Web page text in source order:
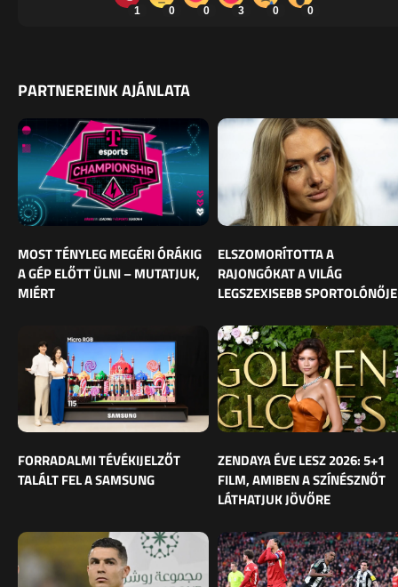
1 0 0 3 0 0
PARTNEREINK AJÁNLATA
MOST TÉNYLEG MEGÉRI ÓRÁKIG
A GÉP ELŐTT ÜLNI – MUTATJUK,
MIÉRT
ELSZOMORÍTOTTA A
RAJONGÓKAT A VILÁG
LEGSZEXISEBB SPORTOLÓNŐJE
FORRADALMI TÉVÉKIJELZŐT
TALÁLT FEL A SAMSUNG
ZENDAYA ÉVE LESZ 2026: 5+1
FILM, AMIBEN A SZÍNÉSZNŐT
LÁTHATJUK JÖVŐRE